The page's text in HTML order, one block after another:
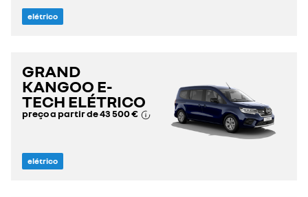
elétrico
GRAND
KANGOO E-
TECH ELÉTRICO
preço a partir de43 500 €
elétrico